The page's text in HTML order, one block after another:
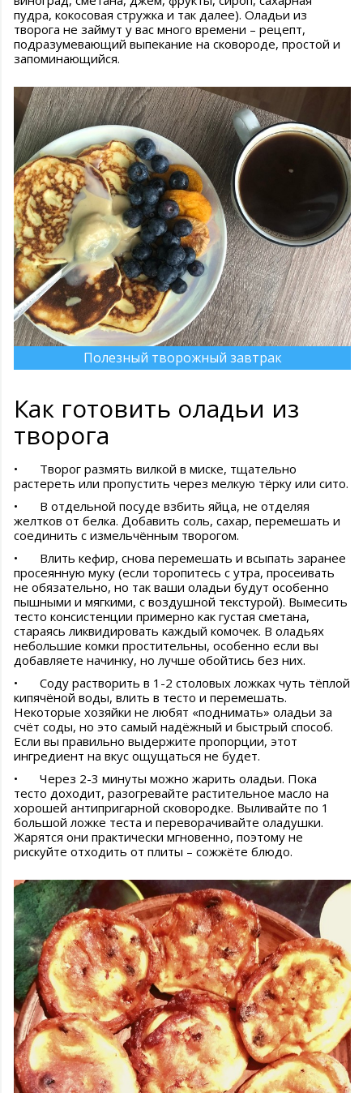
пудра, кокосовая стружка и так далее). Оладьи из
творога не займут у вас много времени – рецепт,
подразумевающий выпекание на сковороде, простой и
запоминающийся.
Полезный творожный завтрак
Как готовить оладьи из
творога
•
Творог размять вилкой в миске, тщательно
растереть или пропустить через мелкую тёрку или сито.
•
В отдельной посуде взбить яйца, не отделяя
желтков от белка. Добавить соль, сахар, перемешать и
соединить с измельчённым творогом.
•
Влить кефир, снова перемешать и всыпать заранее
просеянную муку (если торопитесь с утра, просеивать
не обязательно, но так ваши оладьи будут особенно
пышными и мягкими, с воздушной текстурой). Вымесить
тесто консистенции примерно как густая сметана,
стараясь ликвидировать каждый комочек. В оладьях
небольшие комки простительны, особенно если вы
добавляете начинку, но лучше обойтись без них.
•
Соду растворить в 1-2 столовых ложках чуть тёплой
кипячёной воды, влить в тесто и перемешать.
Некоторые хозяйки не любят «поднимать» оладьи за
счёт соды, но это самый надёжный и быстрый способ.
Если вы правильно выдержите пропорции, этот
ингредиент на вкус ощущаться не будет.
•
Через 2-3 минуты можно жарить оладьи. Пока
тесто доходит, разогревайте растительное масло на
хорошей антипригарной сковородке. Выливайте по 1
большой ложке теста и переворачивайте оладушки.
Жарятся они практически мгновенно, поэтому не
рискуйте отходить от плиты – сожжёте блюдо.